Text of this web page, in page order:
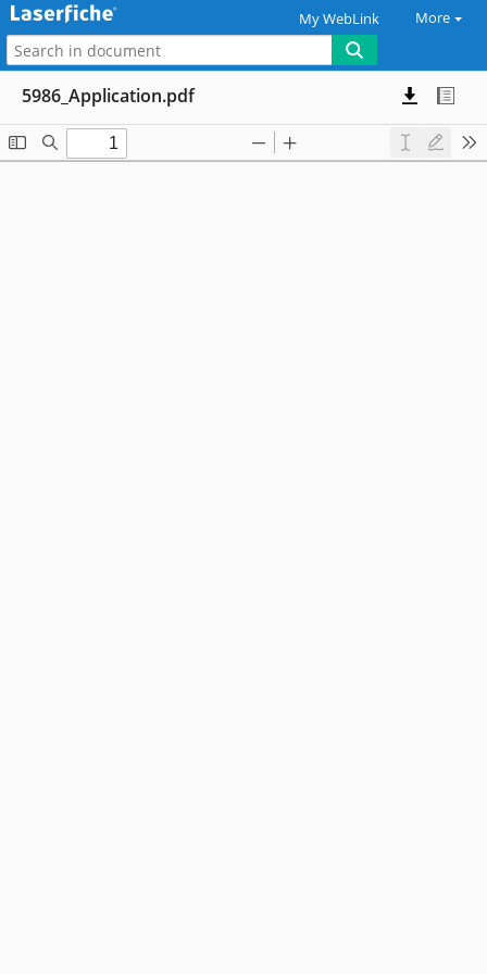
My WebLink More
5986_Application.pdf